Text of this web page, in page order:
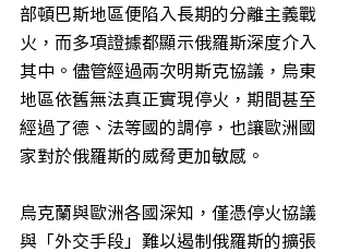
部頓巴斯地區便陷入長期的分離主義戰
火，而多項證據都顯示俄羅斯深度介入
其中。儘管經過兩次明斯克協議，烏東
地區依舊無法真正實現停火，期間甚至
經過了德、法等國的調停，也讓歐洲國
家對於俄羅斯的威脅更加敏感。
烏克蘭與歐洲各國深知，僅憑停火協議
與「外交手段」難以遏制俄羅斯的擴張